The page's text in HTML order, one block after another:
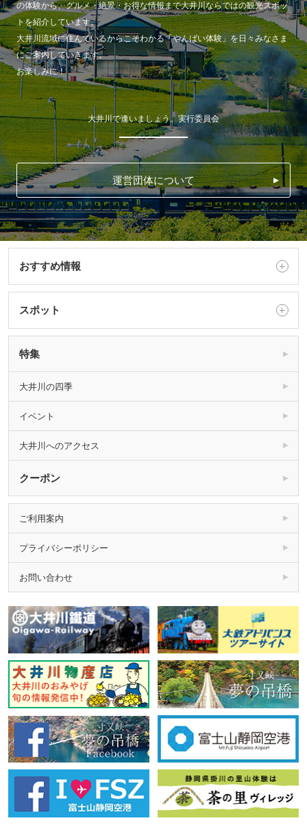
の体験から、グルメ・絶景・お得な情報まで大井川ならではの観光スポッ
トを紹介しています。
大井川流域に住んでいるからこそわかる「やんばい体験」を日々みなさま
にご案内していきます。
お楽しみに！
大井川で逢いましょう。実行委員会
運営団体について
おすすめ情報
スポット
特集
大井川の四季
イベント
大井川へのアクセス
クーポン
ご利用案内
プライバシーポリシー
お問い合わせ